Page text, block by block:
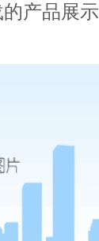
产品展示